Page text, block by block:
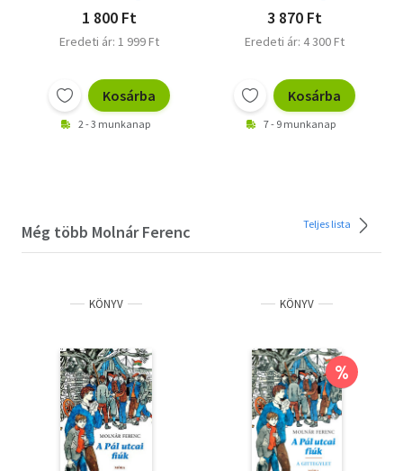
1 800 Ft
Eredeti ár: 1 999 Ft
Kosárba
2 - 3 munkanap
3 870 Ft
Eredeti ár: 4 300 Ft
Kosárba
7 - 9 munkanap
Még több Molnár Ferenc Teljes lista
KÖNYV KÖNYV
%